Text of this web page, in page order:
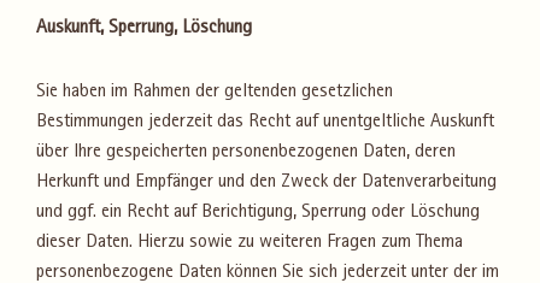
Auskunft, Sperrung, Löschung
Sie haben im Rahmen der geltenden gesetzlichen
Bestimmungen jederzeit das Recht auf unentgeltliche Auskunft
über Ihre gespeicherten personenbezogenen Daten, deren
Herkunft und Empfänger und den Zweck der Datenverarbeitung
und ggf. ein Recht auf Berichtigung, Sperrung oder Löschung
dieser Daten. Hierzu sowie zu weiteren Fragen zum Thema
personenbezogene Daten können Sie sich jederzeit unter der im